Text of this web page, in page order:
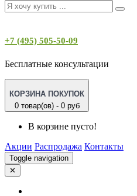
+7 (495) 505-50-09
Бесплатные консультации
КОРЗИНА ПОКУПОК
0 товар(ов) - 0 руб
В корзине пусто!
Акции Распродажа Контакты
Toggle navigation
✕